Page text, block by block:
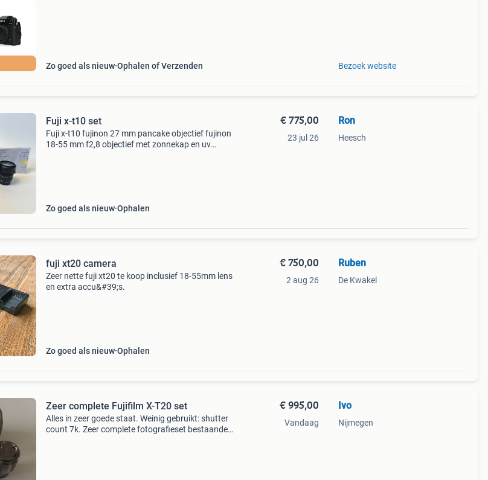
Zo goed als nieuw Ophalen of Verzenden Bezoek website
Fuji x-t10 set
Fuji x-t10 fujinon 27 mm pancake objectief fujinon
18-55 mm f2,8 objectief met zonnekap en uv
Zo goed als nieuw Ophalen
€ 775,00
23 jul 26
Ron
Heesch
fuji xt20 camera
Zeer nette fuji xt20 te koop inclusief 18-55mm lens
en extra accu&#39;s.
Zo goed als nieuw Ophalen
€ 750,00
2 aug 26
Ruben
De Kwakel
Zeer complete Fujifilm X-T20 set
Alles in zeer goede staat. Weinig gebruikt: shutter
count 7k. Zeer complete fotografieset bestaande
€ 995,00
Vandaag
Ivo
Nijmegen